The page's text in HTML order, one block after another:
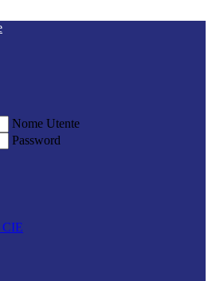
Nome Utente
Password
CIE